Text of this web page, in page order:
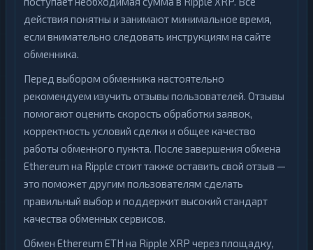
действия понятны и занимают минимальное время,
если внимательно следовать инструкциям на сайте
обменника.
Перед выбором обменника настоятельно
рекомендуем изучить отзывы пользователей. Отзывы
помогают оценить скорость обработки заявок,
корректность условий сделки и общее качество
работы обменного пункта. После завершения обмена
Ethereum на Ripple стоит также оставить свой отзыв —
это поможет другим пользователям сделать
правильный выбор и поддержит высокий стандарт
качества обменных сервисов.
Обмен Ethereum ETH на Ripple XRP через площадку,